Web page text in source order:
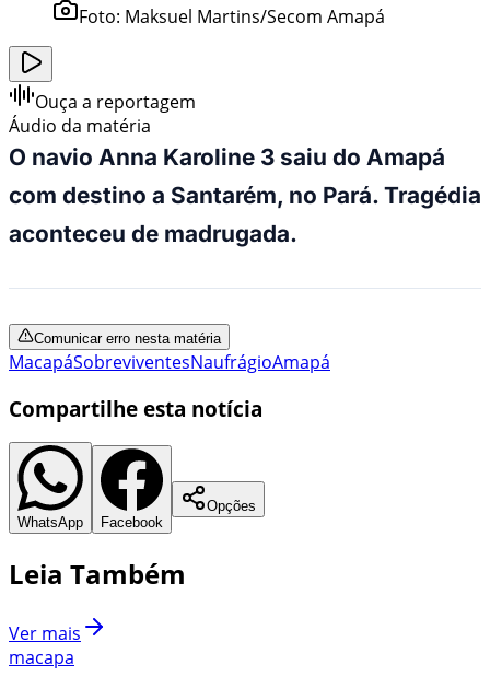
Foto: Maksuel Martins/Secom Amapá
Ouça a reportagem
Áudio da matéria
O navio Anna Karoline 3 saiu do Amapá
com destino a Santarém, no Pará. Tragédia
aconteceu de madrugada.
Comunicar erro nesta matéria
MacapáSobreviventesNaufrágioAmapá
Compartilhe esta notícia
WhatsApp Facebook
Opções
Leia Também
Ver mais
macapa